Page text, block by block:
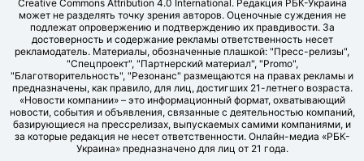
Creative Commons Attribution 4.0 International. Редакция РБК-Украина
может не разделять точку зрения авторов. Оценочные суждения не
подлежат опровержению и подтверждению их правдивости. За
достоверность и содержание рекламы ответственность несет
рекламодатель. Материалы, обозначенные плашкой: "Пресс-релизы",
"Спецпроект", "Партнерский материал", "Promo",
"Благотворительность", "Резонанс" размещаются на правах рекламы и
предназначены, как правило, для лиц, достигших 21-летнего возраста.
«Новости компании» – это информационный формат, охватывающий
новости, события и объявления, связанные с деятельностью компаний,
базирующиеся на прессрелизах, выпускаемых самими компаниями, и
за которые редакция не несет ответственности. Онлайн-медиа «РБК-
Украина» предназначено для лиц от 21 года.